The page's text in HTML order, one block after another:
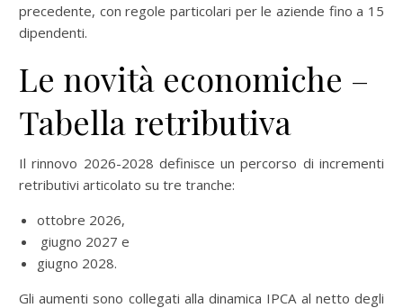
precedente, con regole particolari per le aziende fino a 15
dipendenti.
Le novità economiche –
Tabella retributiva
Il rinnovo 2026-2028 definisce un percorso di incrementi
retributivi articolato su tre tranche:
ottobre 2026,
giugno 2027 e
giugno 2028.
Gli aumenti sono collegati alla dinamica IPCA al netto degli